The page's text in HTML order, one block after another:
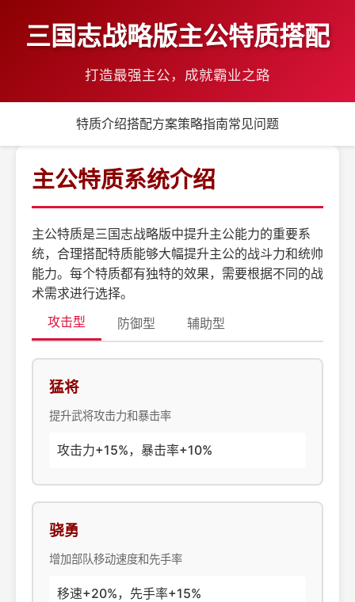
三国志战略版主公特质搭配
打造最强主公，成就霸业之路
特质介绍搭配方案策略指南常见问题
主公特质系统介绍
主公特质是三国志战略版中提升主公能力的重要系
统，合理搭配特质能够大幅提升主公的战斗力和统帅
能力。每个特质都有独特的效果，需要根据不同的战
术需求进行选择。
攻击型 防御型 辅助型
猛将
提升武将攻击力和暴击率
攻击力+15%，暴击率+10%
骁勇
增加部队移动速度和先手率
移速+20%，先手率+15%